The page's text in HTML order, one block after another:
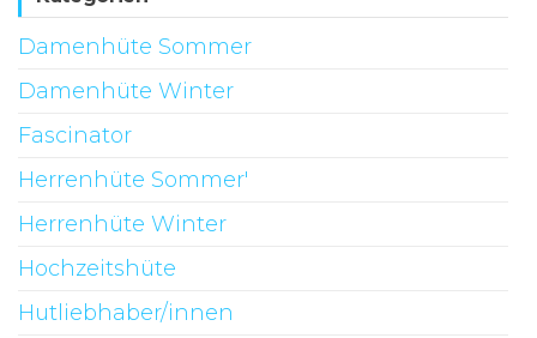
Damenhüte Sommer
Damenhüte Winter
Fascinator
Herrenhüte Sommer'
Herrenhüte Winter
Hochzeitshüte
Hutliebhaber/innen